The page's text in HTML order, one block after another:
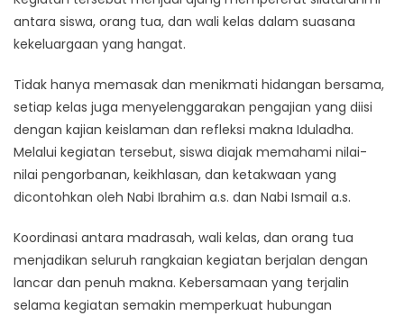
antara siswa, orang tua, dan wali kelas dalam suasana
kekeluargaan yang hangat.
Tidak hanya memasak dan menikmati hidangan bersama,
setiap kelas juga menyelenggarakan pengajian yang diisi
dengan kajian keislaman dan refleksi makna Iduladha.
Melalui kegiatan tersebut, siswa diajak memahami nilai-
nilai pengorbanan, keikhlasan, dan ketakwaan yang
dicontohkan oleh Nabi Ibrahim a.s. dan Nabi Ismail a.s.
Koordinasi antara madrasah, wali kelas, dan orang tua
menjadikan seluruh rangkaian kegiatan berjalan dengan
lancar dan penuh makna. Kebersamaan yang terjalin
selama kegiatan semakin memperkuat hubungan